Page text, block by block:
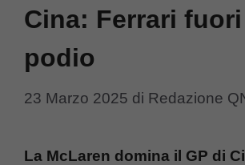
Cina: Ferrari
podio
23 Marzo 2025 di Redazione
La McLaren domina il GP di